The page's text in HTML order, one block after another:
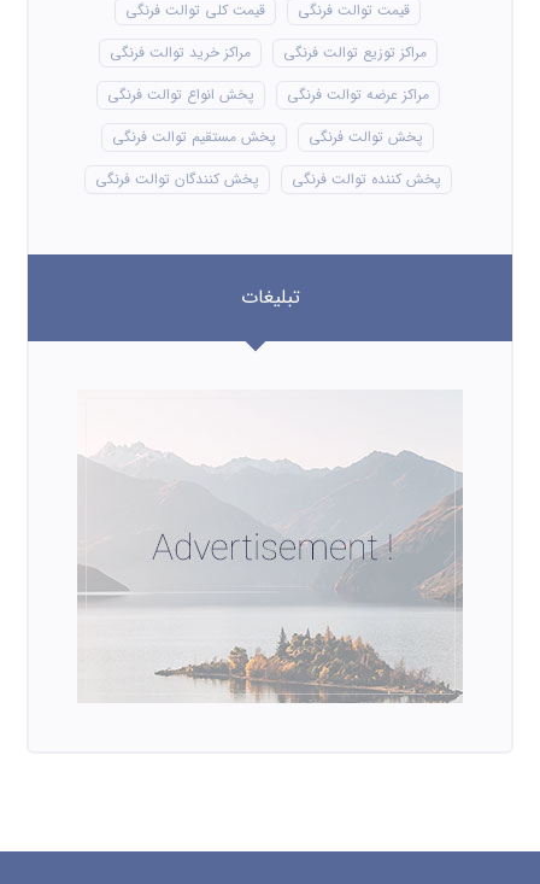
قیمت توالت فرنگی
قیمت کلی توالت فرنگی
مراکز توزیع توالت فرنگی
مراکز خرید توالت فرنگی
مراکز عرضه توالت فرنگی
پخش انواع توالت فرنگی
پخش توالت فرنگی
پخش مستقیم توالت فرنگی
پخش کننده توالت فرنگی
پخش کنندگان توالت فرنگی
تبلیغات